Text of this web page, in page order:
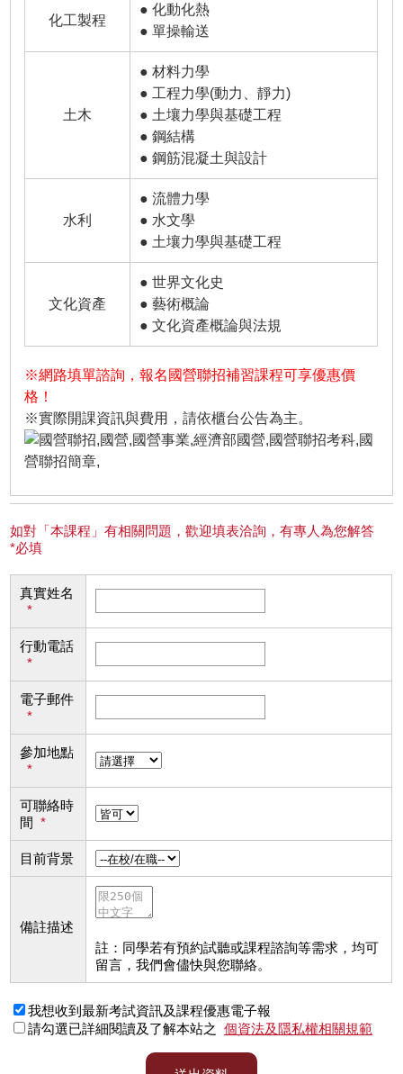
化工製程
● 化動化熱
● 單操輸送
土木
● 材料力學
● 工程力學(動力、靜力)
● 土壤力學與基礎工程
● 鋼結構
● 鋼筋混凝土與設計
水利
● 流體力學
● 水文學
● 土壤力學與基礎工程
文化資產
● 世界文化史
● 藝術概論
● 文化資產概論與法規
※網路填單諮詢，報名國營聯招補習課程可享優惠價
格！
※實際開課資訊與費用，請依櫃台公告為主。
如對「本課程」有相關問題，歡迎填表洽詢，有專人為您解答
*必填
真實姓名
*
行動電話
*
電子郵件
*
參加地點
*
可聯絡時
間 *
目前背景
備註描述
註：同學若有預約試聽或課程諮詢等需求，均可
留言，我們會儘快與您聯絡。
我想收到最新考試資訊及課程優惠電子報
請勾選已詳細閱讀及了解本站之
個資法及隱私權相關規範